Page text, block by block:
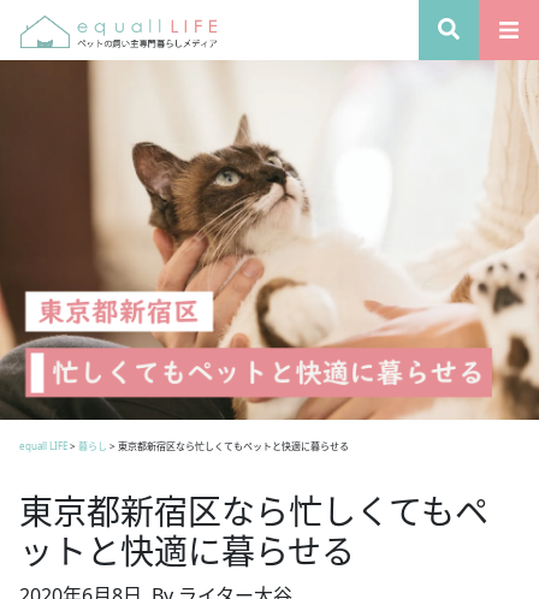
equall LIFE> 暮らし > 東京都新宿区なら忙しくてもペットと快適に暮らせる
東京都新宿区なら忙しくてもペ
ットと快適に暮らせる